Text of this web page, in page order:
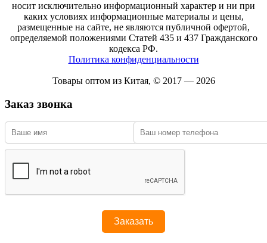
носит исключительно информационный характер и ни при
каких условиях информационные материалы и цены,
размещенные на сайте, не являются публичной офертой,
определяемой положениями Статей 435 и 437 Гражданского
кодекса РФ.
Политика конфиденциальности
Товары оптом из Китая, © 2017 — 2026
Заказ звонка